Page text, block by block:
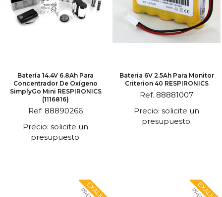
Batería 14.4V 6.8Ah Para
Concentrador De Oxígeno
SimplyGo Mini RESPIRONICS
(1116816)
Ref. 88890266
Precio: solicite un
presupuesto.
Bateria 6V 2.5Ah Para Monitor
Criterion 40 RESPIRONICS
Ref. 88881007
Precio: solicite un
presupuesto.